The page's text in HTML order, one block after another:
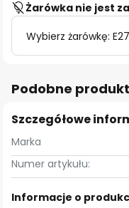
Żarówka nie jest
Wybierz żarówkę: E27
Podobne
Szczegółowe
Marka
Numer artykułu:
Informacje o